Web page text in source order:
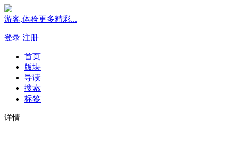
游客,体验更多精彩...
登录 注册
首页
版块
导读
搜索
标签
详情